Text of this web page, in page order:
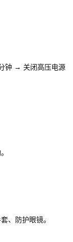
钟 → 关闭高压电源
、防护眼镜。